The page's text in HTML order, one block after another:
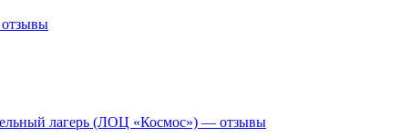
лагерь (ЛОЦ «Космос») — отзывы